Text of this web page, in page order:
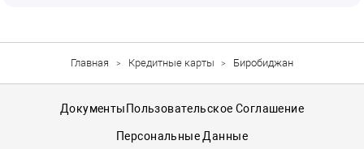
Главная Кредитные карты Биробиджан
Документы Пользовательское Соглашение
Персональные Данные